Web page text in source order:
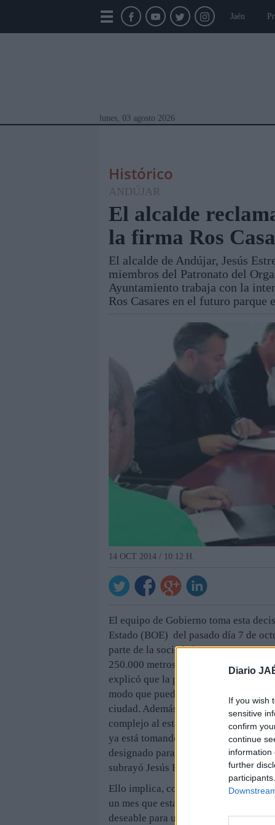
Diario
If you wish
sensitive
confirm
continue
information
further
Jaén
lunes, 03 agosto 2026
Módulos Portada Jaén Provincia
Histórico
ANDÚJAR
El alcalde
la firma Ros
El alcalde de Andújar, Jesús
miembros del Patronato del
Ayuntamiento trabaja con la
Ros Casares en el futuro parque
14 OCT 2014 / 10:12 H.
El equipo de Gobierno toma esta
Estado (BOE) del pasado día 7 de
parte de la sociedad Goya Sesenta y
250.000 metros cuadrados de suelo
explicó que la prioridad de la
modo que puedan cumplir con su
ciudad. Además, pedirá la
complejo al estar en situación de
ya está tomando la iniciativa para
designado para el proceso y ante el
subrayó Jesús Estrella.
Ello implica, como indicó el alcalde,
un mes que establece el juzgado para
deseable para una ciudad que tenía